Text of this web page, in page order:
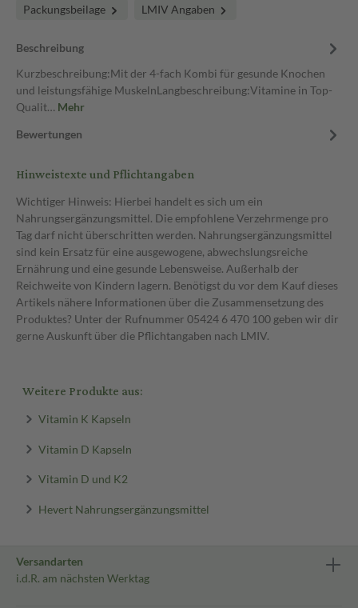
Packungsbeilage LMIV Angaben
Beschreibung
Kurzbeschreibung:Mit der 4-fach Kombi für gesunde Knochen
und leistungsfähige MuskelnLangbeschreibung:Vitamine in Top-
Qualit… Mehr
Bewertungen
Hinweistexte und Pflichtangaben
Wichtiger Hinweis: Hierbei handelt es sich um ein
Nahrungsergänzungsmittel. Die empfohlene Verzehrmenge pro
Tag darf nicht überschritten werden. Nahrungsergänzungsmittel
sind kein Ersatz für eine ausgewogene, abwechslungsreiche
Ernährung und eine gesunde Lebensweise. Außerhalb der
Reichweite von Kindern lagern. Benötigst du vor dem Kauf dieses
Artikels nähere Informationen über die Zusammensetzung des
Produktes? Unter der Rufnummer 05424 6 470 100 geben wir dir
gerne Auskunft über die Pflichtangaben nach LMIV.
Weitere Produkte aus:
Vitamin K Kapseln
Vitamin D Kapseln
Vitamin D und K2
Hevert Nahrungsergänzungsmittel
Versandarten
i.d.R. am nächsten Werktag